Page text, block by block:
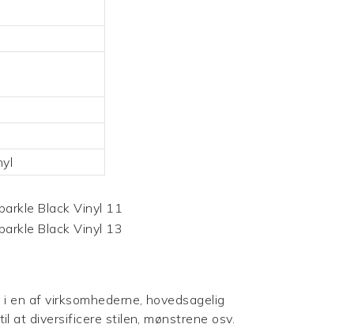
en af ​​virksomhederne, hovedsagelig
at diversificere stilen, mønstrene osv.